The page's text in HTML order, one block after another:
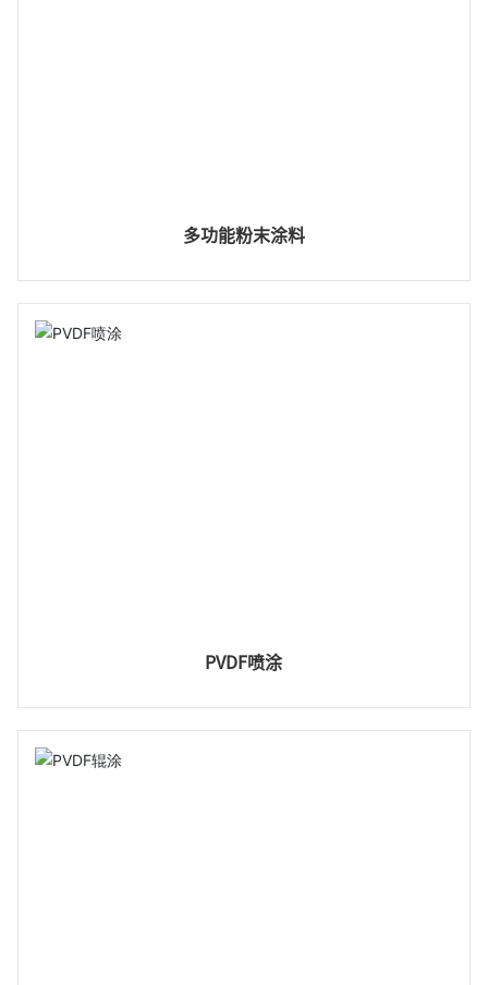
多功能粉末涂料
PVDF喷涂